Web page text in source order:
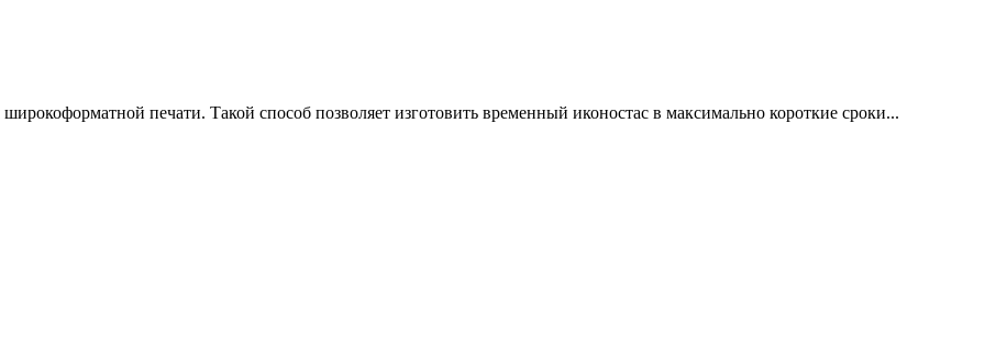
печати. Такой способ позволяет изготовить временный иконостас в максимально короткие сроки...